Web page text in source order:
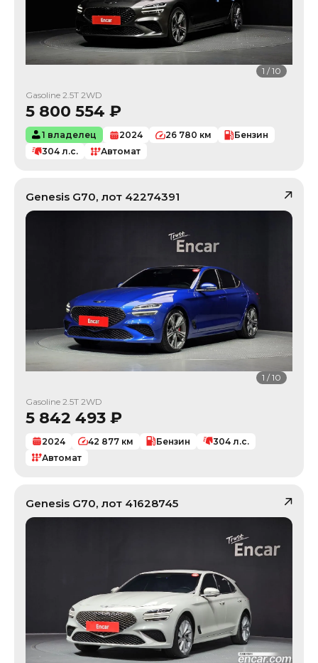
1 /10
Gasoline 2.5T 2WD
5 800 554 ₽
1 владелец 2024 26 780 км
Бензин
304 л.с. Автомат
Genesis G70, лот 42274391
1 /10
Gasoline 2.5T 2WD
5 842 493 ₽
2024 42 877 км Бензин 304 л.с.
Автомат
Genesis G70, лот 41628745